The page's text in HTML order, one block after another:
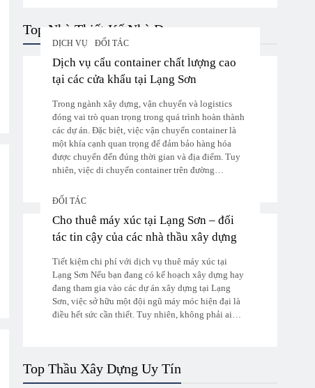
Top Nhà Thiết Kế Nhà Đẹp
DỊCH VỤ ĐỐI TÁC
Dịch vụ cẩu container chất lượng cao
tại các cửa khẩu tại Lạng Sơn
Trong ngành xây dựng, vận chuyển và logistics
đóng vai trò quan trọng trong quá trình hoàn thành
các dự án. Đặc biệt, việc vận chuyển container là
một khía cạnh quan trọng để đảm bảo hàng hóa
được chuyển đến đúng thời gian và địa điểm. Tuy
nhiên, việc di chuyển container trên đường…
ĐỐI TÁC
Cho thuê máy xúc tại Lạng Sơn – đối
tác tin cậy của các nhà thầu xây dựng
Tiết kiệm chi phí với dịch vụ thuê máy xúc tại
Lạng Sơn Nếu bạn đang có kế hoạch xây dựng hay
đang tham gia vào các dự án xây dựng tại Lạng
Sơn, việc sở hữu một đội ngũ máy móc hiện đại là
điều hết sức cần thiết. Tuy nhiên, không phải ai…
Top Thầu Xây Dựng Uy Tín